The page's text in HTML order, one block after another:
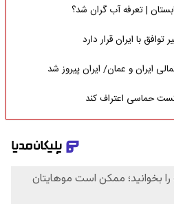
| تعرفه آب گران شد؟
ایران و عمان/ ایران پیروز شد
حماسی اعتراف کند